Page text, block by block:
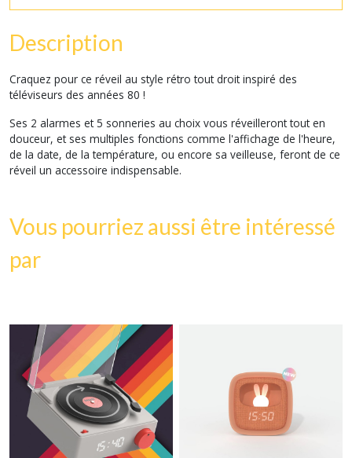
Description
Craquez pour ce réveil au style rétro tout droit inspiré des
téléviseurs des années 80 !
Ses 2 alarmes et 5 sonneries au choix vous réveilleront tout en
douceur, et ses multiples fonctions comme l'affichage de l'heure,
de la date, de la température, ou encore sa veilleuse, feront de ce
réveil un accessoire indispensable.
Vous pourriez aussi être intéressé
par